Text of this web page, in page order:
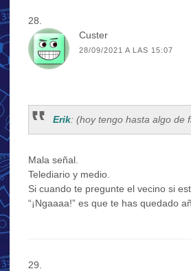
Custer
28/09/2021 A LAS 15:07
Erik: (hoy tengo hasta algo de
Mala señal.
Telediario y medio.
Si cuando te pregunte el vecino si
“¡Ngaaaa!” es que te has quedado